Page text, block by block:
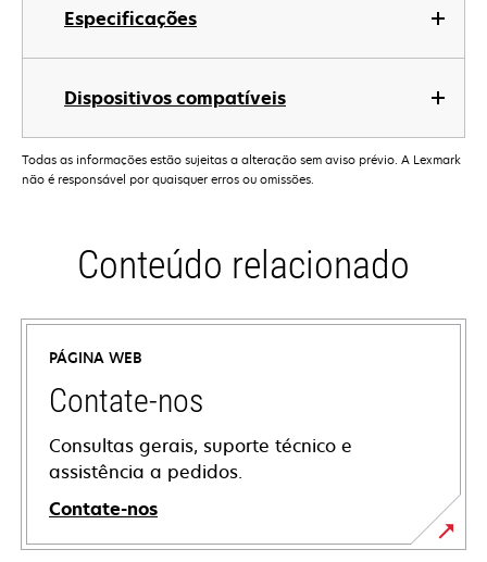
Especificações
Dispositivos compatíveis
Todas as informações estão sujeitas a alteração sem aviso prévio. A Lexmark
não é responsável por quaisquer erros ou omissões.
Conteúdo relacionado
PÁGINA WEB
Contate-nos
Consultas gerais, suporte técnico e
assistência a pedidos.
Contate-nos